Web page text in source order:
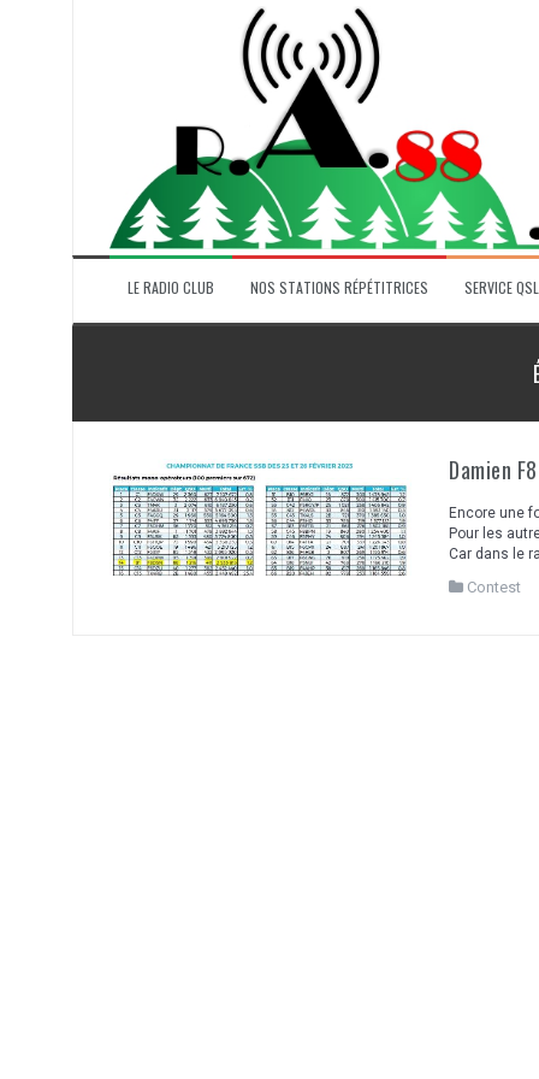
LE RADIO CLUB NOS STATIONS RÉPÉTITRICES SERVICE
Damien
Encore une
Pour les
Car dans le
Contest